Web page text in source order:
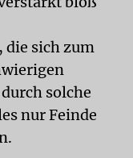
sich zum
solche
nur Feinde